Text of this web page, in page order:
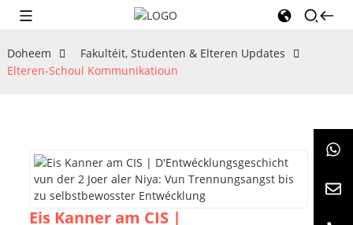
Doheem
Fakultéit, Studenten & Elteren Updates
Elteren-Schoul Kommunikatioun
Eis Kanner am CIS |